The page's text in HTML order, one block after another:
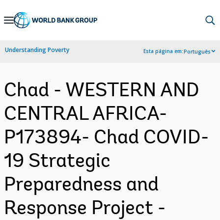
Skip
Navigation
Understanding Poverty Esta página em:Português
Chad - WESTERN AND
CENTRAL AFRICA-
P173894- Chad COVID-
19 Strategic
Preparedness and
Response Project -